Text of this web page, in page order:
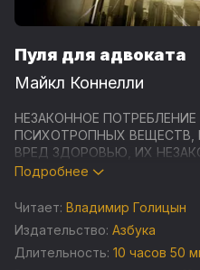
Пуля для адвоката
Майкл Коннелли
НЕЗАКОННОЕ
ПСИХОТРОПНЫХ ВЕЩЕСТВ,
ВРЕД ЗДОРОВЬЮ, ИХ
ВЛЕЧЕТ УСТАНОВЛЕННУЮ
Наконец-то дела у
на лад! После двух лет
возвращается в зал суда,
Подробнее
Читает: Владимир Голицын
Издательство: Азбука
Длительность: 10 часов 50